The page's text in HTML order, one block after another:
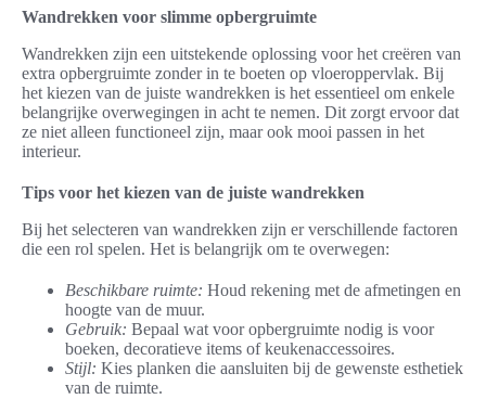
Wandrekken voor slimme opbergruimte
Wandrekken zijn een uitstekende oplossing voor het creëren van
extra opbergruimte zonder in te boeten op vloeroppervlak. Bij
het kiezen van de juiste wandrekken is het essentieel om enkele
belangrijke overwegingen in acht te nemen. Dit zorgt ervoor dat
ze niet alleen functioneel zijn, maar ook mooi passen in het
interieur.
Tips voor het kiezen van de juiste wandrekken
Bij het selecteren van wandrekken zijn er verschillende factoren
die een rol spelen. Het is belangrijk om te overwegen:
Beschikbare ruimte: Houd rekening met de afmetingen en
hoogte van de muur.
Gebruik: Bepaal wat voor opbergruimte nodig is voor
boeken, decoratieve items of keukenaccessoires.
Stijl: Kies planken die aansluiten bij de gewenste esthetiek
van de ruimte.